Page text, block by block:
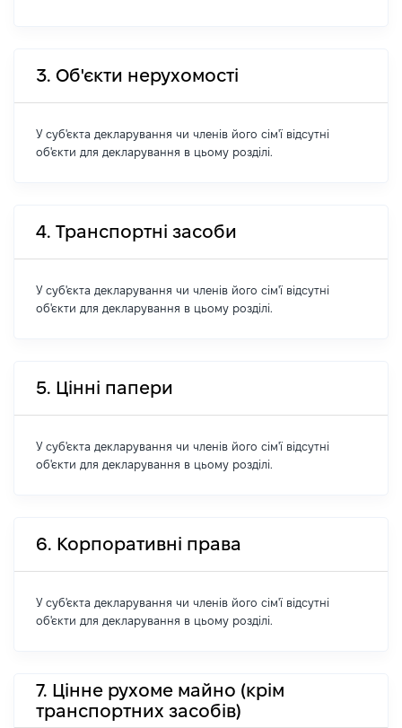
3. Об'єкти нерухомості
У суб'єкта декларування чи членів його сім'ї відсутні
об'єкти для декларування в цьому розділі.
4. Транспортні засоби
У суб'єкта декларування чи членів його сім'ї відсутні
об'єкти для декларування в цьому розділі.
5. Цінні папери
У суб'єкта декларування чи членів його сім'ї відсутні
об'єкти для декларування в цьому розділі.
6. Корпоративні права
У суб'єкта декларування чи членів його сім'ї відсутні
об'єкти для декларування в цьому розділі.
7. Цінне рухоме майно (крім
транспортних засобів)